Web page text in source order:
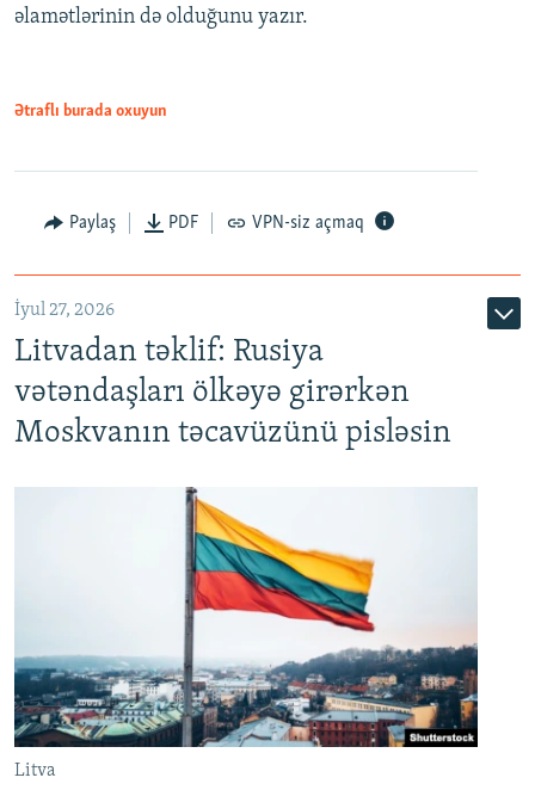
əlamətlərinin də olduğunu yazır.
Ətraflı burada oxuyun
Paylaş PDF VPN-siz açmaq
İyul 27, 2026
Litvadan təklif: Rusiya
vətəndaşları ölkəyə girərkən
Moskvanın təcavüzünü pisləsin
Litva